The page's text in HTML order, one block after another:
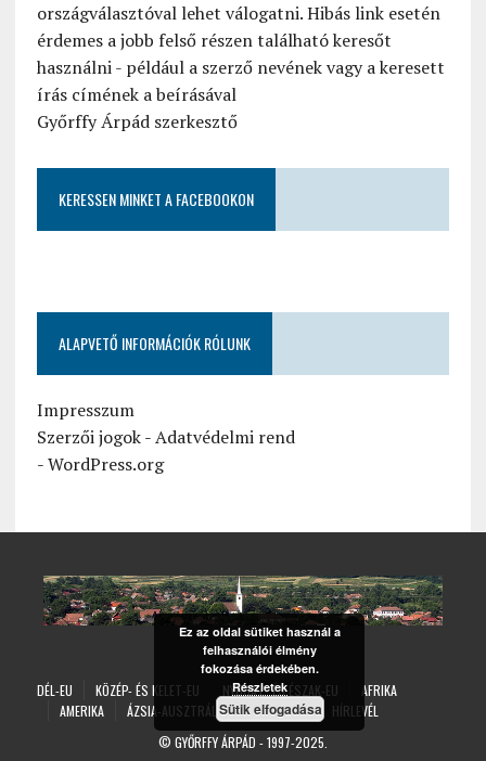
országválasztóval lehet válogatni. Hibás link esetén
érdemes a jobb felső részen található keresőt
használni - például a szerző nevének vagy a keresett
írás címének a beírásával
Győrffy Árpád szerkesztő
KERESSEN MINKET A FACEBOOKON
ALAPVETŐ INFORMÁCIÓK RÓLUNK
Impresszum
Szerzői jogok-Adatvédelmi rend
-WordPress.org
DÉL-EU KÖZÉP- ÉS KELET-EU NYUGAT- ÉS ÉSZAK-EU
AFRIKA
AMERIKA
ÁZSIA-AUSZTRÁLIA ÁLTALÁNOS
HÍRLEVÉL
© GYŐRFFY ÁRPÁD - 1997-2025.
Ez az oldal sütiket használ a
felhasználói élmény
fokozása érdekében.
Részletek
Sütik elfogadása